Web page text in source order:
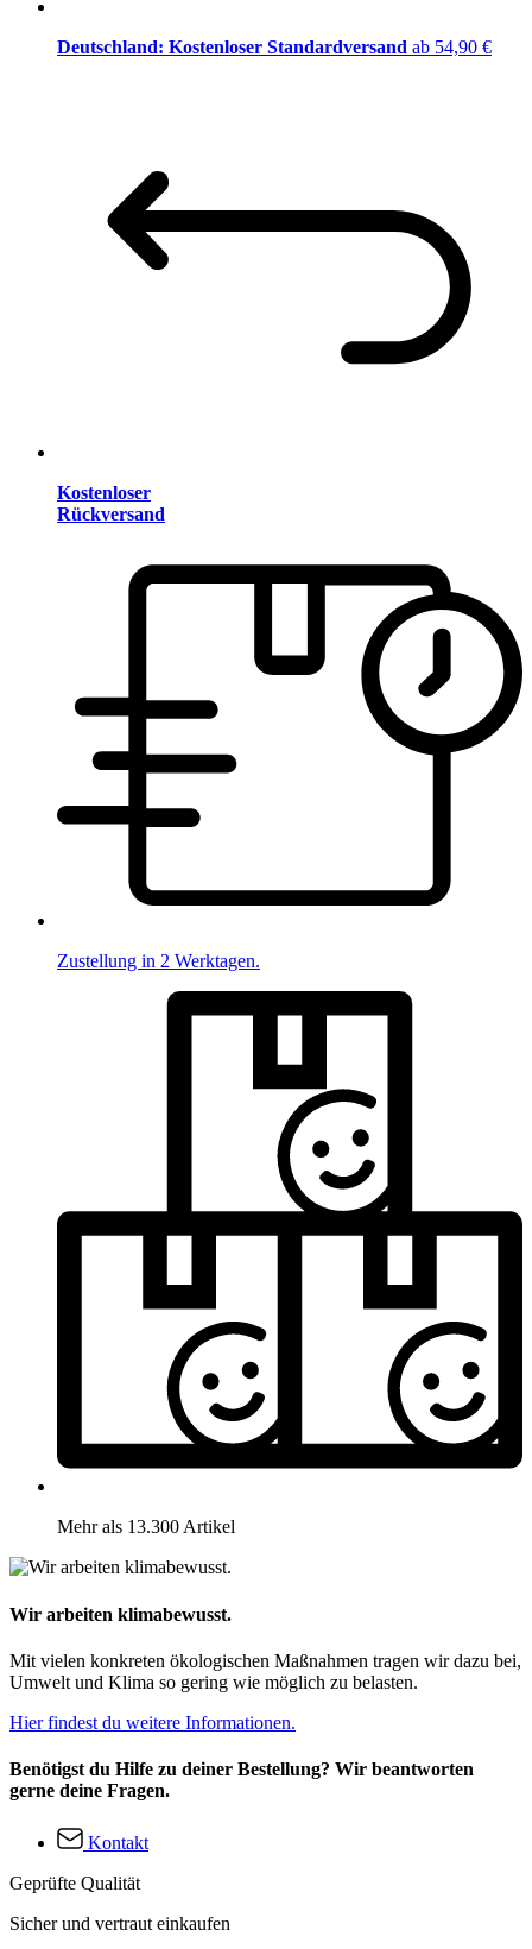
Deutschland: Kostenloser Standardversand ab 54,90 €
Kostenloser
Rückversand
Zustellung in 2 Werktagen.
Mehr als 13.300 Artikel
Wir arbeiten klimabewusst.
Mit vielen konkreten ökologischen Maßnahmen tragen wir dazu bei,
Umwelt und Klima so gering wie möglich zu belasten.
Hier findest du weitere Informationen.
Benötigst du Hilfe zu deiner Bestellung? Wir beantworten
gerne deine Fragen.
Kontakt
Geprüfte Qualität
Sicher und vertraut einkaufen